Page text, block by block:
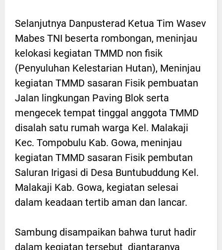
Selanjutnya Danpusterad Ketua Tim Wasev
Mabes TNI beserta rombongan, meninjau
kelokasi kegiatan TMMD non fisik
(Penyuluhan Kelestarian Hutan), Meninjau
kegiatan TMMD sasaran Fisik pembuatan
Jalan lingkungan Paving Blok serta
mengecek tempat tinggal anggota TMMD
disalah satu rumah warga Kel. Malakaji
Kec. Tompobulu Kab. Gowa, meninjau
kegiatan TMMD sasaran Fisik pembutan
Saluran Irigasi di Desa Buntubuddung Kel.
Malakaji Kab. Gowa, kegiatan selesai
dalam keadaan tertib aman dan lancar.
Sambung disampaikan bahwa turut hadir
dalam kegiatan tersebut diantaranya